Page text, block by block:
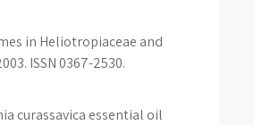
in Heliotropiaceae and
ISSN 0367-2530.
curassavica essential oil